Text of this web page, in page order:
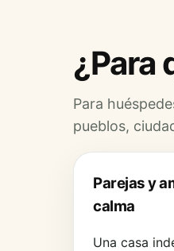
¿Para
Para
pueblos,
Parejas y
calma
Una casa